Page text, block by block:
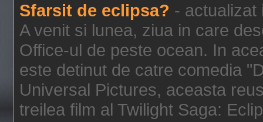
Sfarsit de eclipsa? - actualizat
A venit si lunea, ziua in care
Office-ul de peste ocean. In
este detinut de catre comedia
Universal Pictures, aceasta
treilea film al Twilight Saga: